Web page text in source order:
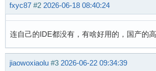
fxyc87 #2 2026-06-18 08:40:24
连自己的IDE都没有，有啥好用的，国产的高
jiaowoxiaolu #3 2026-06-22 09:34:39